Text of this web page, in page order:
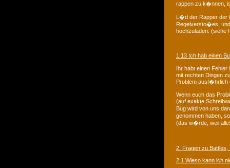
rappen zu k�nnen,
L�d der Rapper der
Regelversto�es,
hochzuladen. (siehe
1.13 Ich hab einen
Ihr habt einen
mit rechten Dingen
Problem
Wenn euch das
(auf exakte
Bug wird von uns
genommen haben,
(das w�rde, weil
2. Fragen zu Battles,
2.1 Wieso kann ich